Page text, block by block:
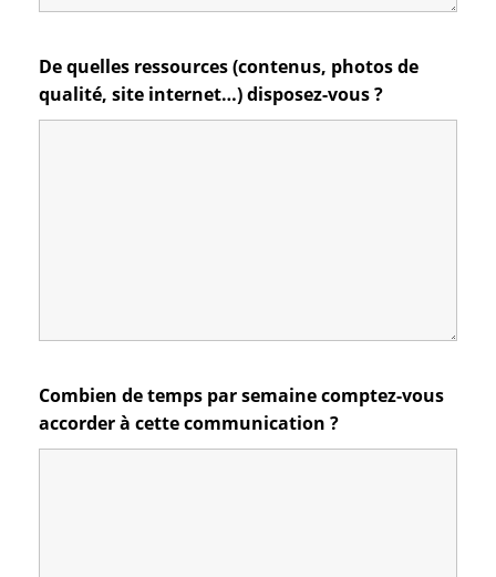
De quelles ressources (contenus, photos de
qualité, site internet…) disposez-vous ?
Combien de temps par semaine comptez-vous
accorder à cette communication ?